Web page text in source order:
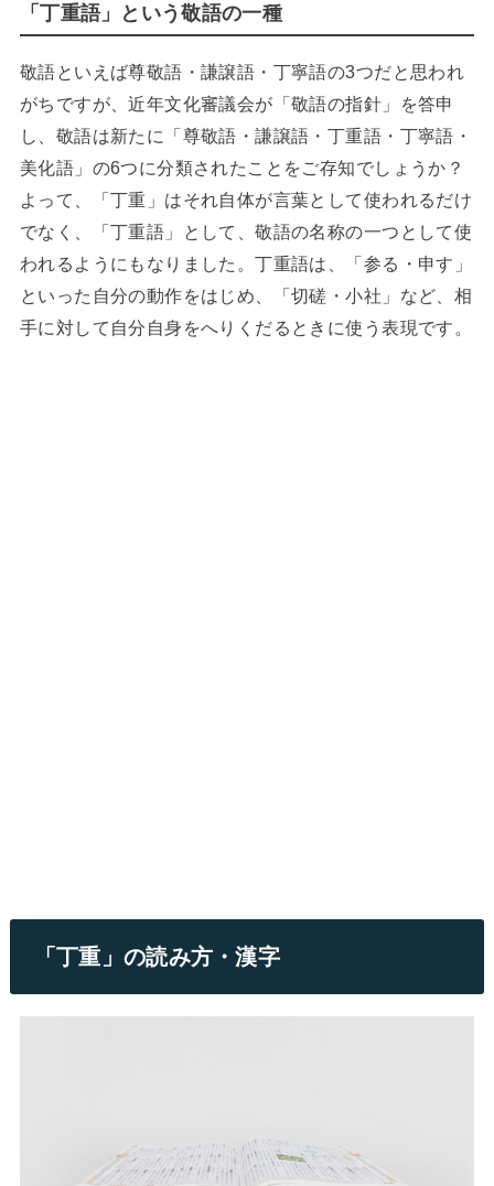
「丁重語」という敬語の一種
敬語といえば尊敬語・謙譲語・丁寧語の3つだと思われ
がちですが、近年文化審議会が「敬語の指針」を答申
し、敬語は新たに「尊敬語・謙譲語・丁重語・丁寧語・
美化語」の6つに分類されたことをご存知でしょうか？
よって、「丁重」はそれ自体が言葉として使われるだけ
でなく、「丁重語」として、敬語の名称の一つとして使
われるようにもなりました。丁重語は、「参る・申す」
といった自分の動作をはじめ、「切磋・小社」など、相
手に対して自分自身をへりくだるときに使う表現です。
「丁重」の読み方・漢字